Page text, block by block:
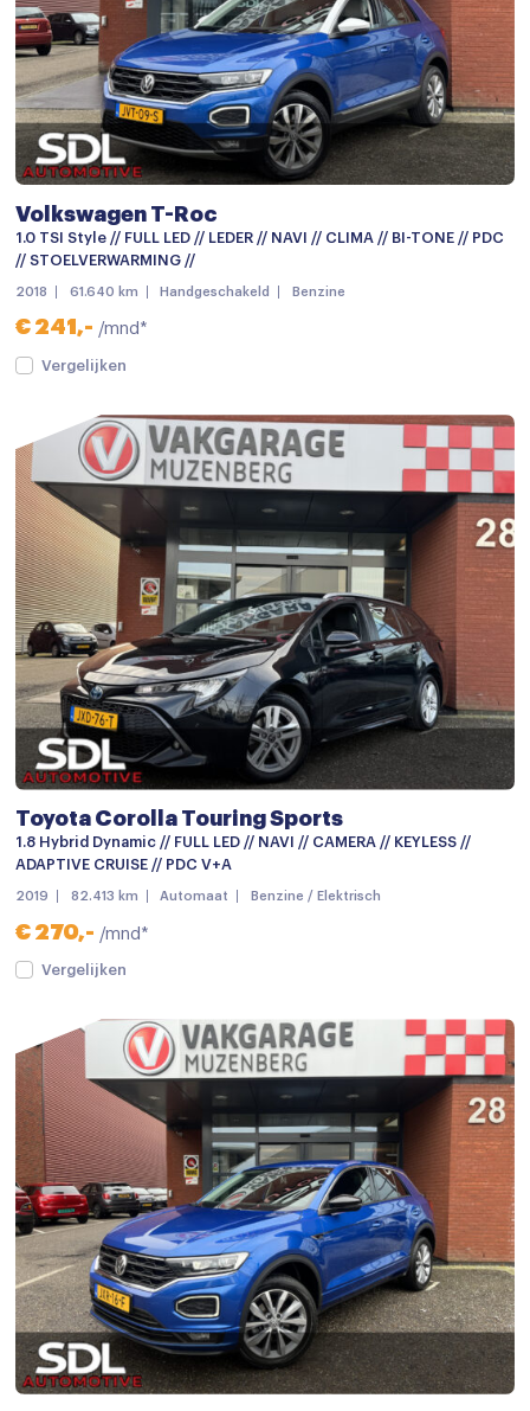
Volkswagen T-Roc
1.0 TSI Style // FULL LED // LEDER // NAVI // CLIMA // BI-TONE // PDC
// STOELVERWARMING //
2018 61.640 km Handgeschakeld Benzine
€ 241,- /mnd*
Vergelijken
Toyota Corolla Touring Sports
1.8 Hybrid Dynamic // FULL LED // NAVI // CAMERA // KEYLESS //
ADAPTIVE CRUISE // PDC V+A
2019 82.413 km Automaat Benzine / Elektrisch
€ 270,- /mnd*
Vergelijken